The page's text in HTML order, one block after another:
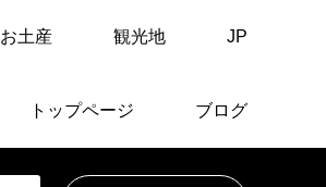
お土産 観光地 JP
トップページ ブログ